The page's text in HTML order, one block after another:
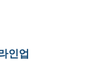
인업